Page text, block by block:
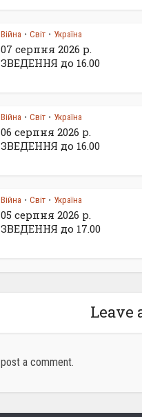
Війна • Світ • Україна
07 серпня 2026 р.
ЗВЕДЕННЯ до 16.00
Війна • Світ • Україна
06 серпня 2026 р.
ЗВЕДЕННЯ до 16.00
Війна • Світ • Україна
05 серпня 2026 р.
ЗВЕДЕННЯ до 17.00
Leave
a comment.